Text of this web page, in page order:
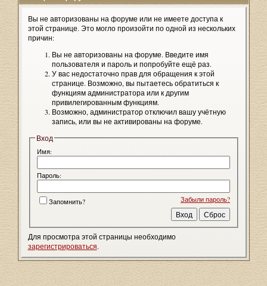
Вы не авторизованы на форуме или не имеете доступа к
этой странице. Это могло произойти по одной из нескольких
причин:
Вы не авторизованы на форуме. Введите имя
пользователя и пароль и попробуйте ещё раз.
У вас недостаточно прав для обращения к этой
странице. Возможно, вы пытаетесь обратиться к
функциям администратора или к другим
привилегированным функциям.
Возможно, администратор отключил вашу учётную
запись, или вы не активированы на форуме.
Вход
Имя:
Пароль:
Забыли пароль?
Запомнить?
Для просмотра этой страницы необходимо
зарегистрироваться.